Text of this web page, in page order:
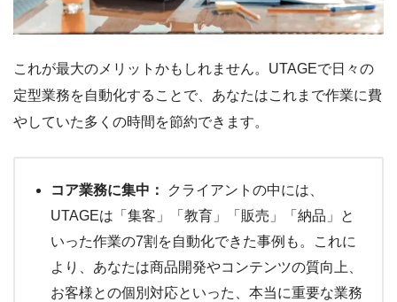
これが最大のメリットかもしれません。UTAGEで日々の
定型業務を自動化することで、あなたはこれまで作業に費
やしていた多くの時間を節約できます。
コア業務に集中：
クライアントの中には、
UTAGEは「集客」「教育」「販売」「納品」と
いった作業の7割を自動化できた事例も。これに
より、あなたは商品開発やコンテンツの質向上、
お客様との個別対応といった、本当に重要な業務